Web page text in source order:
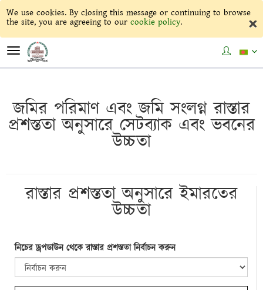
We use cookies. By closing this message or continuing to browse
the site, you are agreeing to our cookie policy. ×
Toggle
navigation
জমির পরিমাণ এবং জমি সংলগ্ন রাস্তার
প্রশস্ততা অনুসারে সেটব্যাক এবং ভবনের
উচ্চতা
রাস্তার প্রশস্ততা অনুসারে ইমারতের
উচ্চতা
নিচের ড্রপডাউন থেকে রাস্তার প্রশস্ততা নির্বাচন করুন